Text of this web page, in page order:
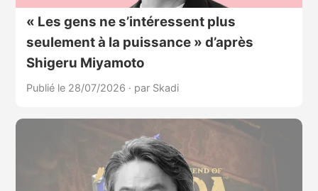
« Les gens ne s’intéressent plus
seulement à la puissance » d’après
Shigeru Miyamoto
Publié le 28/07/2026 · par Skadi